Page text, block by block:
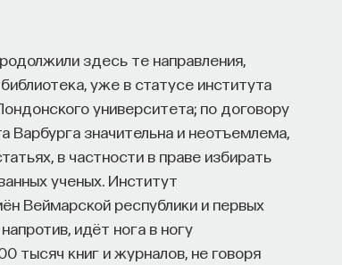
здесь те направления,
уже в статусе института
университета; по договору
значительна и неотъемлема,
в частности в праве избирать
ученых. Институт
Веймарской республики и первых
идёт нога в ногу
тысяч книг и журналов, не говоря